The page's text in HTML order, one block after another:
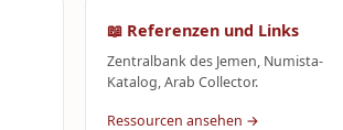
📖 Referenzen und Links
Zentralbank des Jemen, Numista-
Katalog, Arab Collector.
Ressourcen ansehen →